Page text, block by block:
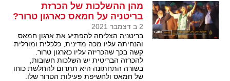
מהן ההשלכות של הכרזת
בריטניה על חמאס כארגון טרור?
2 ב דצמבר 2021
בריטניה הצליחה להפתיע את ארגון חמאס
והנחיתה עליו מכה מדינית, כלכלית ומורלית
קשה בכך שהכריזה עליו כארגון טרור.
להכרזה הבריטית יש השלכות חשובות,
בשורה התחתונה היא תתרום להחלשת כוחו
של חמאס ולחשיפת פעילות הטרור שלו.